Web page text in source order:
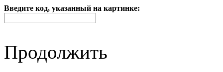
Введите код, указанный на картинке:
Продолжить